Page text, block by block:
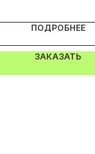
ПОДРОБНЕЕ
ЗАКАЗАТЬ